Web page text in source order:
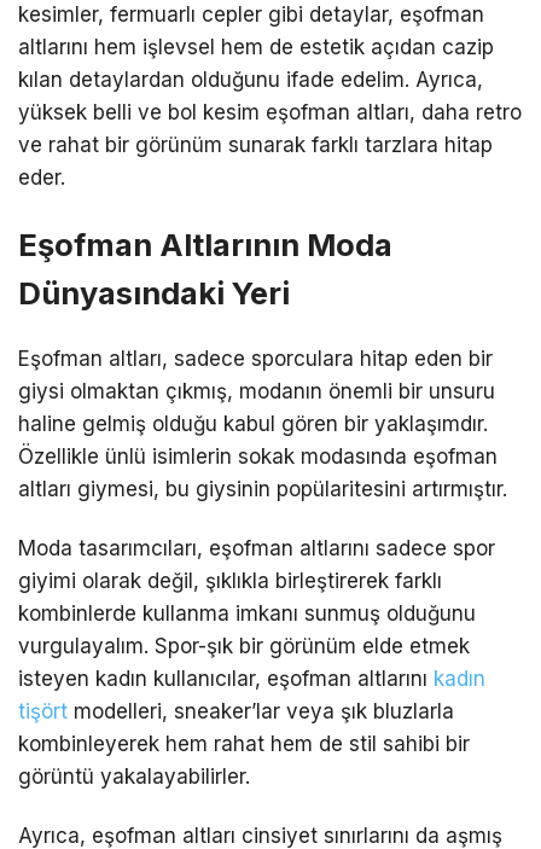
kesimler, fermuarlı cepler gibi detaylar, eşofman
altlarını hem işlevsel hem de estetik açıdan cazip
kılan detaylardan olduğunu ifade edelim. Ayrıca,
yüksek belli ve bol kesim eşofman altları, daha retro
ve rahat bir görünüm sunarak farklı tarzlara hitap
eder.
Eşofman Altlarının Moda
Dünyasındaki Yeri
Eşofman altları, sadece sporculara hitap eden bir
giysi olmaktan çıkmış, modanın önemli bir unsuru
haline gelmiş olduğu kabul gören bir yaklaşımdır.
Özellikle ünlü isimlerin sokak modasında eşofman
altları giymesi, bu giysinin popülaritesini artırmıştır.
Moda tasarımcıları, eşofman altlarını sadece spor
giyimi olarak değil, şıklıkla birleştirerek farklı
kombinlerde kullanma imkanı sunmuş olduğunu
vurgulayalım. Spor-şık bir görünüm elde etmek
isteyen kadın kullanıcılar, eşofman altlarını kadın
tişört modelleri, sneaker’lar veya şık bluzlarla
kombinleyerek hem rahat hem de stil sahibi bir
görüntü yakalayabilirler.
Ayrıca, eşofman altları cinsiyet sınırlarını da aşmış